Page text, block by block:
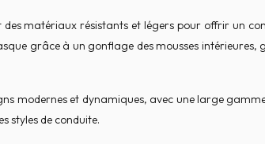
matériaux résistants et légers pour offrir un
grâce à un gonflage des mousses
modernes et dynamiques, avec une large
styles de conduite.